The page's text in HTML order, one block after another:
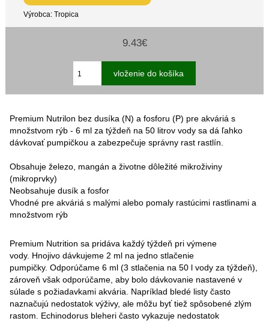
Výrobca: Tropica
9.43€
Premium Nutrilon bez dusíka (N) a fosforu (P) pre akváriá s
množstvom rýb - 6 ml za týždeň na 50 litrov vody sa dá ľahko
dávkovať pumpičkou a zabezpečuje správny rast rastlín.
Obsahuje železo, mangán a životne dôležité mikroživiny
(mikroprvky)
Neobsahuje dusík a fosfor
Vhodné pre akváriá s malými alebo pomaly rastúcimi rastlinami a
množstvom rýb
Premium Nutrition sa pridáva každý týždeň pri výmene
vody. Hnojivo dávkujeme 2 ml na jedno stlačenie
pumpičky. Odporúčame 6 ml (3 stlačenia na 50 l vody za týždeň),
zároveň však odporúčame, aby bolo dávkovanie nastavené v
súlade s požiadavkami akvária. Napríklad bledé listy často
naznačujú nedostatok výživy, ale môžu byť tiež spôsobené zlým
rastom. Echinodorus bleheri často vykazuje nedostatok